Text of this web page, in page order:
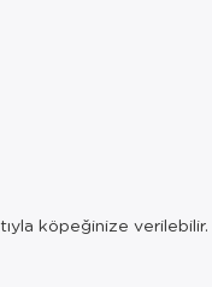
köpeğinize